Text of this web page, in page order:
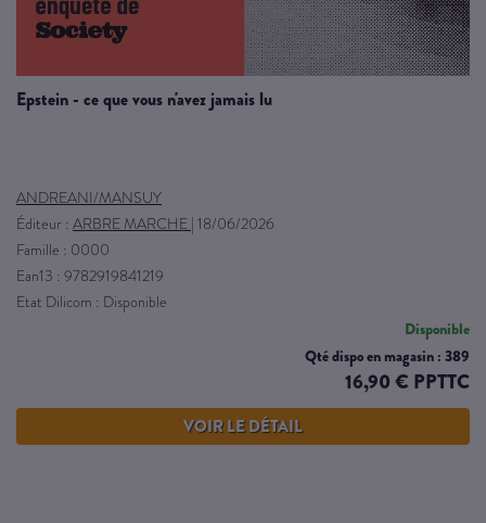
epstein - ce que vous n'avez jamais lu
ANDREANI/MANSUY
Éditeur : ARBRE MARCHE 18/06/2026
Famille : 0000
Ean13 : 9782919841219
Etat Dilicom : Disponible
Disponible
Qté dispo en magasin : 389
16,90 € PPTTC
VOIR LE DÉTAIL